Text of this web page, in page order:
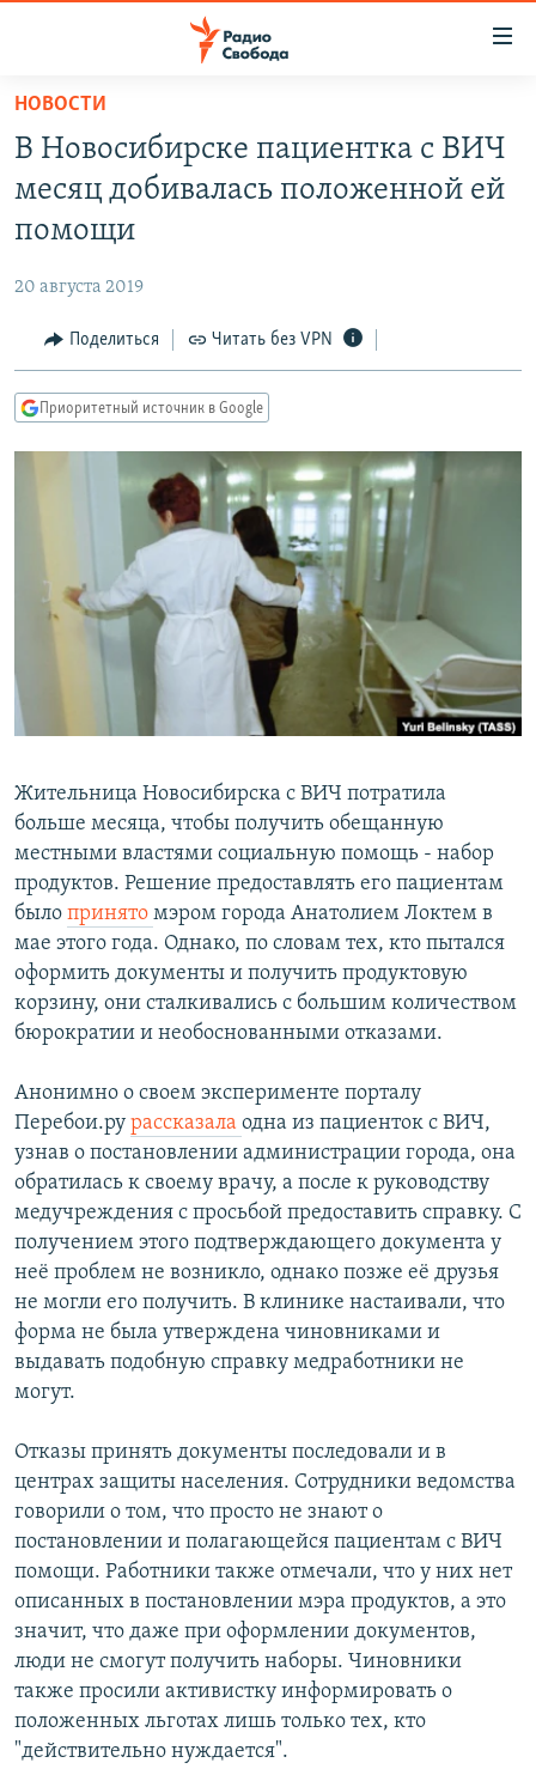
упрощенного
доступа
основному
Вернутся
Вернутся
МНЕНИЯ
КУЛЬТУРА
КАВКАЗ.РЕАЛИИ
СЕВЕР.РЕАЛИИ
СИБИРЬ.РЕАЛИИ
РАСПИСАНИЕ ВЕЩАНИЯ
ПОДПИШИТЕСЬ НА РАССЫЛКУ
СОЦИАЛЬНЫЕ СЕТИ
Все сайты РСЕ/РС
НОВОСТИ
В Новосибирске пациентка с ВИЧ
месяц добивалась положенной ей
помощи
20 августа 2019
Поделиться Читать без VPN
Приоритетный источник в Google
Жительница Новосибирска с ВИЧ потратила
больше месяца, чтобы получить обещанную
местными властями социальную помощь - набор
продуктов. Решение предоставлять его пациентам
было принято мэром города Анатолием Локтем в
мае этого года. Однако, по словам тех, кто пытался
оформить документы и получить продуктовую
корзину, они сталкивались с большим количеством
бюрократии и необоснованными отказами.
Анонимно о своем эксперименте порталу
Перебои.ру рассказала одна из пациенток с ВИЧ,
узнав о постановлении администрации города, она
обратилась к своему врачу, а после к руководству
медучреждения с просьбой предоставить справку. С
получением этого подтверждающего документа у
неё проблем не возникло, однако позже её друзья
не могли его получить. В клинике настаивали, что
форма не была утверждена чиновниками и
выдавать подобную справку медработники не
могут.
Отказы принять документы последовали и в
центрах защиты населения. Сотрудники ведомства
говорили о том, что просто не знают о
постановлении и полагающейся пациентам с ВИЧ
помощи. Работники также отмечали, что у них нет
описанных в постановлении мэра продуктов, а это
значит, что даже при оформлении документов,
люди не смогут получить наборы. Чиновники
также просили активистку информировать о
положенных льготах лишь только тех, кто
"действительно нуждается".